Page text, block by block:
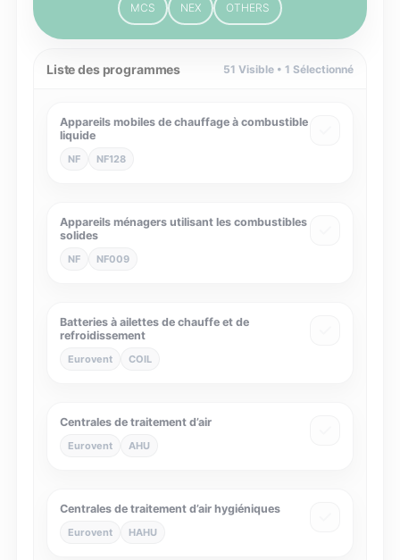
MCS NEX OTHERS
Liste des programmes 51 Visible •1 Sélectionné
Appareils mobiles de chauffage à combustible
liquide
NF NF128
Appareils ménagers utilisant les combustibles
solides
NF NF009
Batteries à ailettes de chauffe et de
refroidissement
Eurovent COIL
Centrales de traitement d’air
Eurovent AHU
Centrales de traitement d’air hygiéniques
Eurovent HAHU